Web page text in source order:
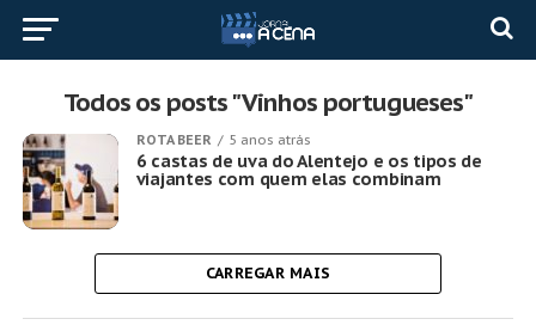
Todos os posts "Vinhos portugueses"
ROTA BEER 5 anos atrás
6 castas de uva do Alentejo e os tipos de
viajantes com quem elas combinam
CARREGAR MAIS